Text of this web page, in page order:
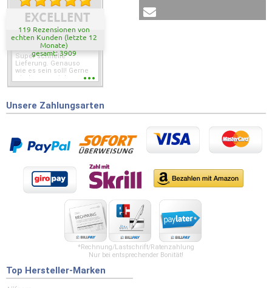
EXCELLENT
119 Rezensionen von
echten Kunden (letzte 12
Monate)
gesamt: 3909
Super schnelle
Lieferung. Genauso
wie es sein soll! Gerne
wieder wenn ich was
Unsere Zahlungsarten
*Rechnung/Lastschrift/Ratenzahlung
Nur bei entsprechender Bonität!
Top Hersteller-Marken